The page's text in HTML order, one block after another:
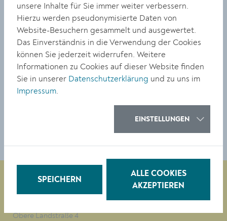
Wieviel kostet eine Klimabaum-Patenschaft?
Wo wird mein Klimabaum gepflanzt?
Die Klimabaumpat:innen
Obere Landstraße 4
unsere Inhalte für Sie immer weiter verbessern.
Hierzu werden pseudonymisierte Daten von
Website-Besuchern gesammelt und ausgewertet.
Das Einverständnis in die Verwendung der Cookies
können Sie jederzeit widerrufen. Weitere
Informationen zu Cookies auf dieser Website finden
Sie in unserer Datenschutzerklärung und zu uns im
Impressum.
EINSTELLUNGEN
SPEICHERN
ALLE COOKIES
AKZEPTIEREN